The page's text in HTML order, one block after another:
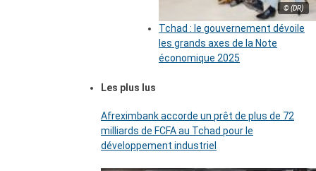
© (DR)
Tchad : le gouvernement dévoile
les grands axes de la Note
économique 2025
Les plus lus
Afreximbank accorde un prêt de plus de 72
milliards de FCFA au Tchad pour le
développement industriel